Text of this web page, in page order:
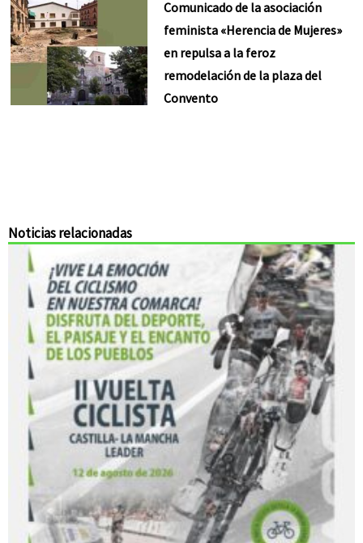
Comunicado de la asociación
feminista «Herencia de Mujeres»
en repulsa a la feroz
remodelación de la plaza del
Convento
Noticias relacionadas